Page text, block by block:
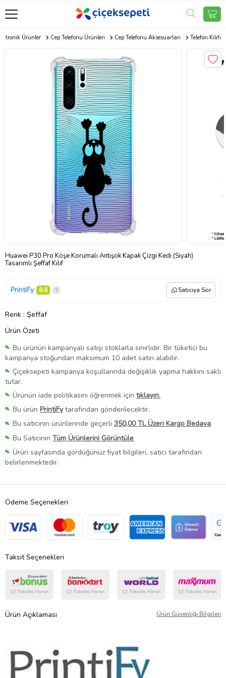
Ürünler Cep Telefonu Ürünleri Cep Telefonu Aksesuarları Telefon Kılıfı
Huawei P30 Pro Köşe Korumalı Antişok Kapak Çizgi Kedi (Siyah)
Tasarımlı Şeffaf Kılıf
PrintiFy 8,8 Satıcıya Sor
Renk : Şeffaf
Ürün Özeti
Bu ürünün kampanyalı satışı stoklarla sınırlıdır. Bir tüketici bu
kampanya stoğundan maksimum 10 adet satın alabilir.
Çiçeksepeti kampanya koşullarında değişiklik yapma hakkını saklı
tutar.
Ürünün iade politikasını öğrenmek için tıklayın.
Bu ürün PrintiFytarafından gönderilecektir.
Bu satıcının ürünlerinde geçerli 350,00 TL Üzeri Kargo Bedava
Bu Satıcının Tüm Ürünlerini Görüntüle
Ürün sayfasında gördüğünüz fiyat bilgileri, satıcı tarafından
belirlenmektedir.
Ödeme Seçenekleri
Taksit Seçenekleri
Ürün Açıklaması Ürün Güvenliği Bilgileri